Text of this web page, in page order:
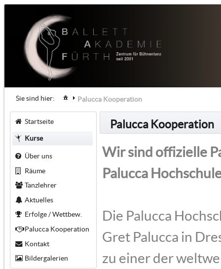
Sie sind hier: Palucca Kooperation
Startseite
Kurse
Über uns
Räume
Tanzlehrer
Aktuelles
Erfolge / Wettbew.
Palucca Kooperation
Kontakt
Bildergalerien
Palucca Kooperation
Wir sind offizielle
Palucca
Die Palucca
Gret Palucca in
zu einer der